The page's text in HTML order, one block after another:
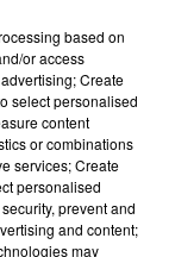
19h04
19h04
based on
or access
Create
select personalised
content
or combinations
services; Create
personalised
prevent and
and content;
may